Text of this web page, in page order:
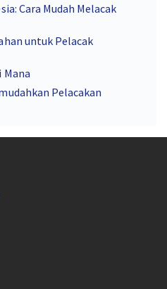
Cara Mudah Melacak
untuk Pelacak
Mana
Pelacakan